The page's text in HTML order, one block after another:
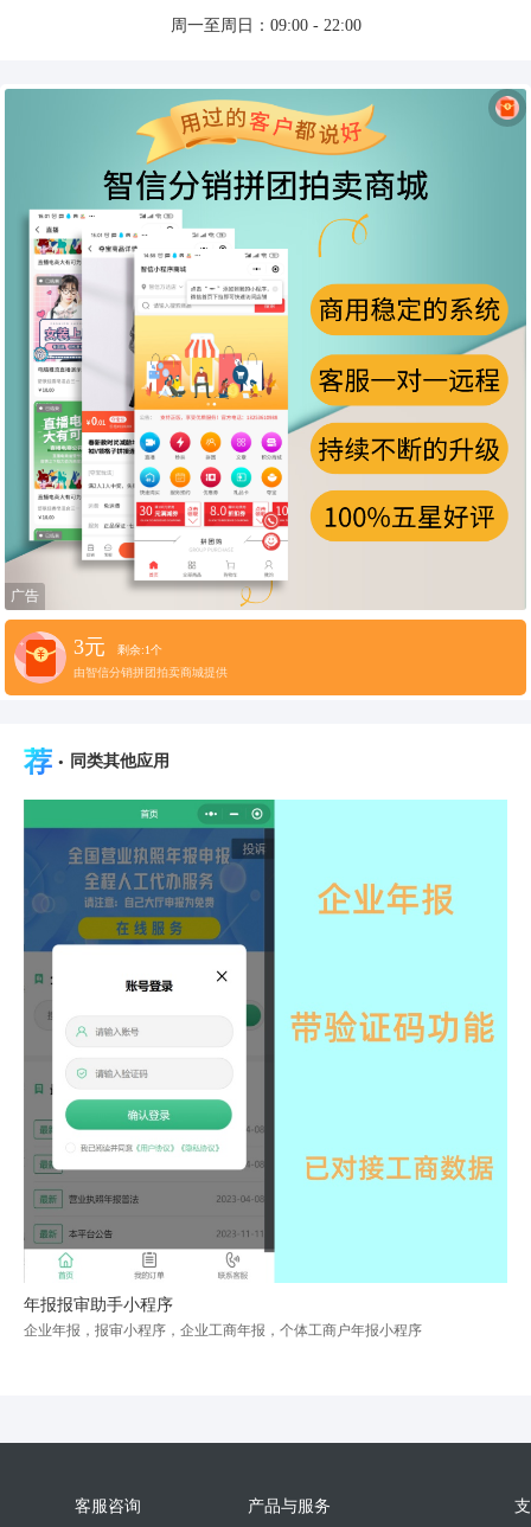
周一至周日：09:00 - 22:00
广告
3元
剩余:1个
由智信分销拼团拍卖商城提供
荐 · 同类其他应用
年报报审助手小程序
企业年报，报审小程序，企业工商年报，个体工商户年报小程序
客服咨询 产品与服务